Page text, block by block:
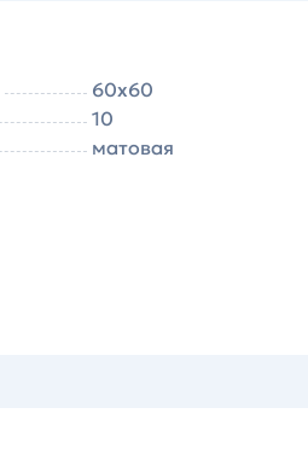
60х60
10
матовая